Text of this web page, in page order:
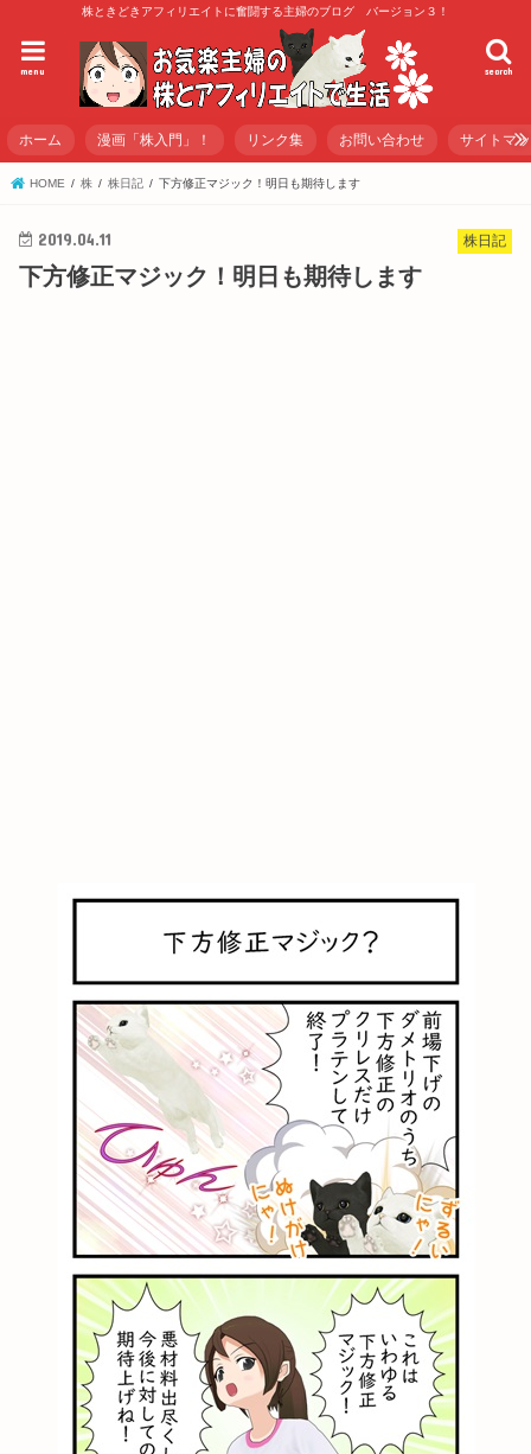
株ときどきアフィリエイトに奮闘する主婦のブログ バージョン３！
search
menu
ホーム 漫画「株入門」！ リンク集 お問い合わせ サイトマ
HOME 株 株日記 下方修正マジック！明日も期待します
株日記
2019.04.11
下方修正マジック！明日も期待します